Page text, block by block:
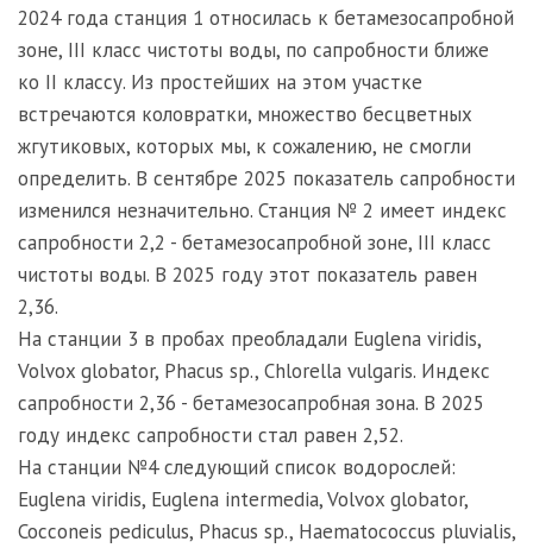
2024 года станция 1 относилась к бетамезосапробной
зоне, III класс чистоты воды, по сапробности ближе
ко II классу. Из простейших на этом участке
встречаются коловратки, множество бесцветных
жгутиковых, которых мы, к сожалению, не смогли
определить. В сентябре 2025 показатель сапробности
изменился незначительно. Станция № 2 имеет индекс
сапробности 2,2 - бетамезосапробной зоне, III класс
чистоты воды. В 2025 году этот показатель равен
2,36.
На станции 3 в пробах преобладали Euglena viridis,
Volvox globator, Phacus sp., Chlorella vulgaris. Индекс
сапробности 2,36 - бетамезосапробная зона. В 2025
году индекс сапробности стал равен 2,52.
На станции №4 следующий список водорослей:
Euglena viridis, Euglena intermedia, Volvox globator,
Cocconeis pediculus, Phacus sp., Haematococcus pluvialis,